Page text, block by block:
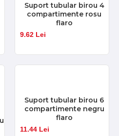
Suport tubular birou 4
compartimente rosu
flaro
9.62 Lei
Suport tubular birou 6
compartimente negru
flaro
11.44 Lei